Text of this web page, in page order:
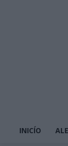
INICÍO